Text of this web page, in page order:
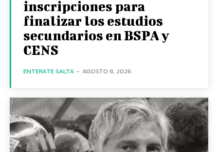
inscripciones para
finalizar los estudios
secundarios en BSPA y
CENS
ENTERATE SALTA - AGOSTO 8, 2026